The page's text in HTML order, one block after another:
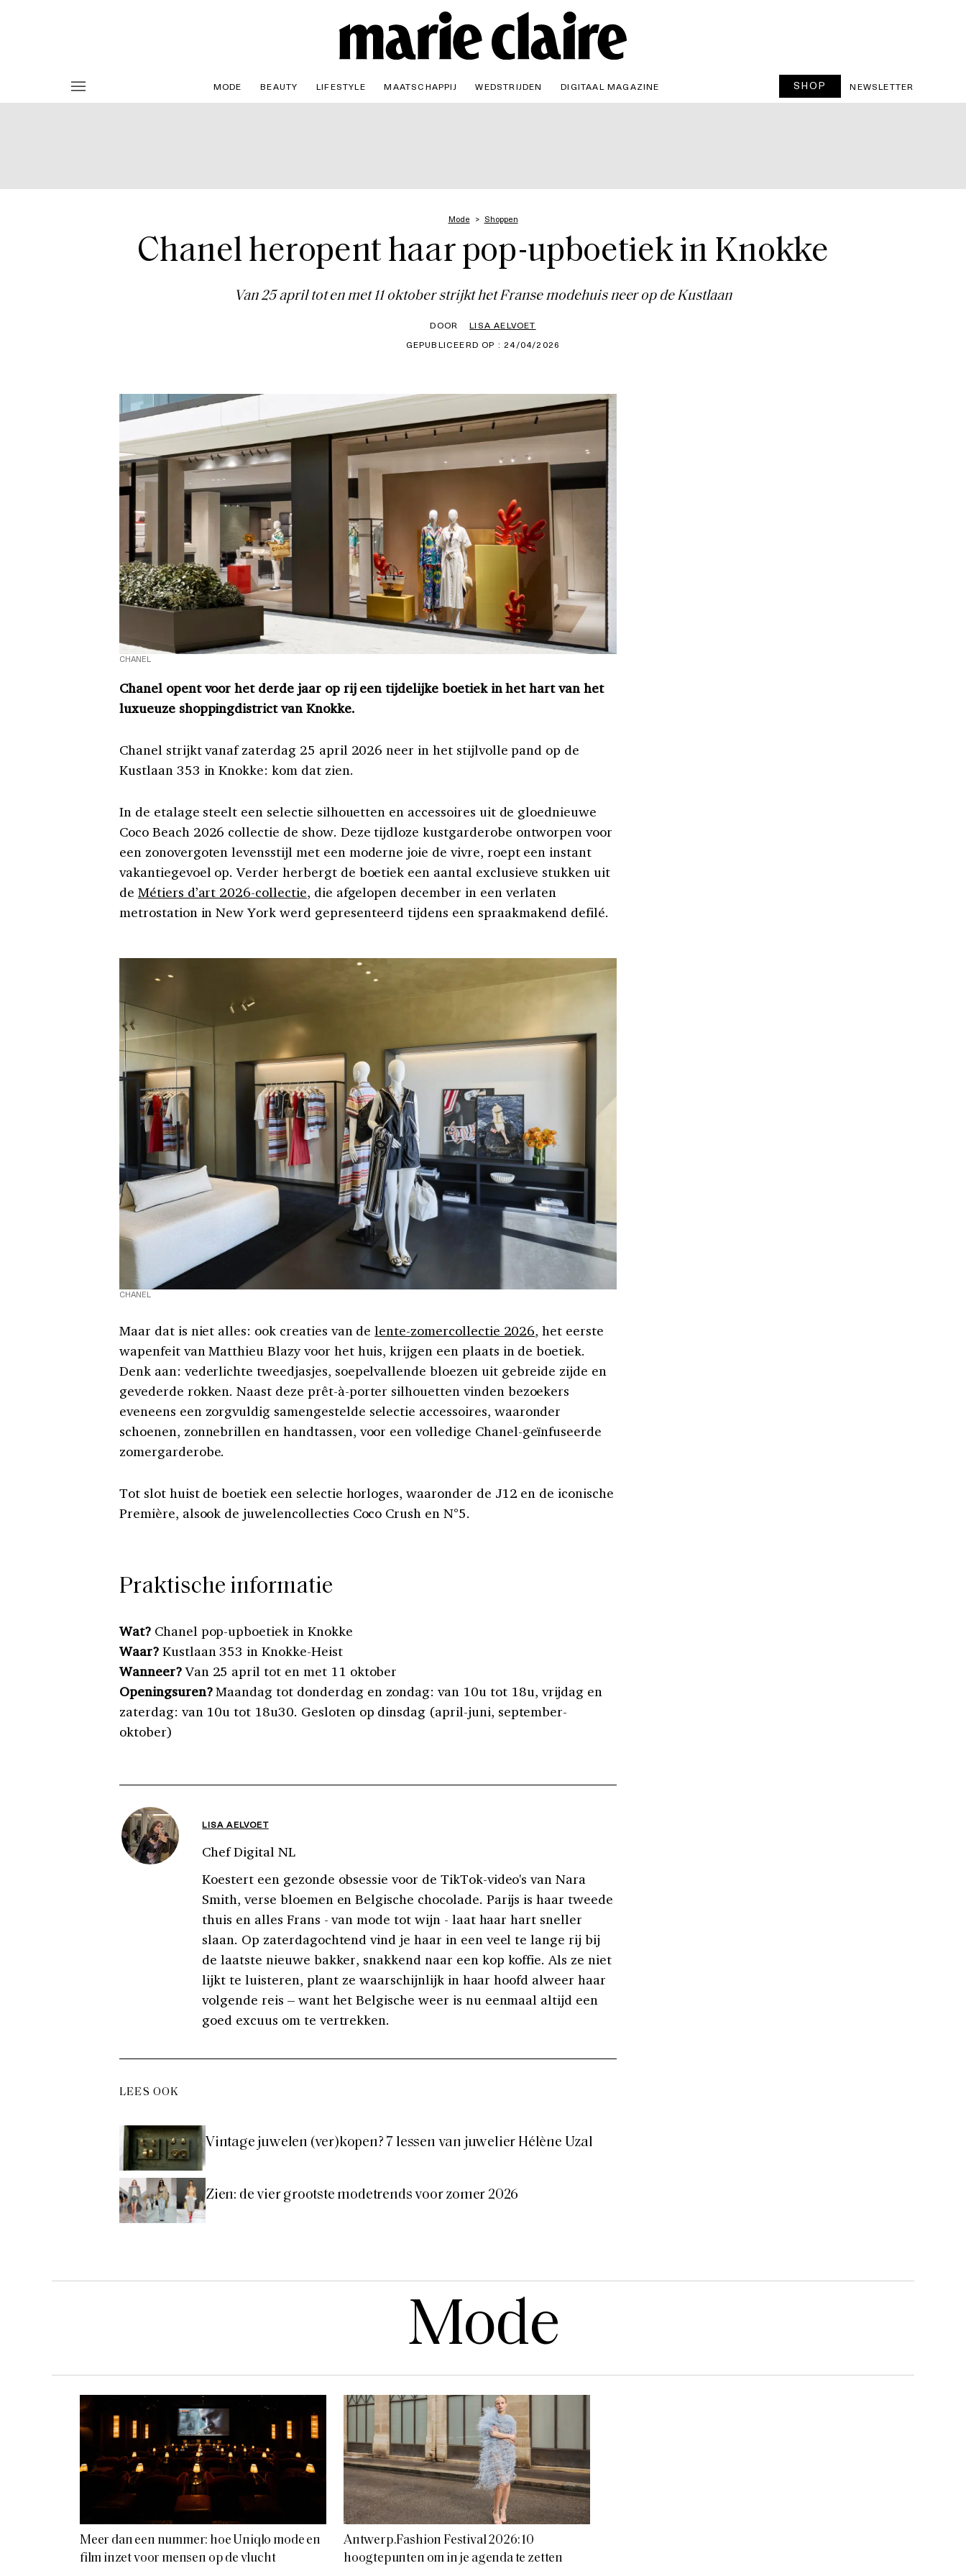
MODE BEAUTY LIFESTYLE MAATSCHAPPIJ WEDSTRIJDEN DIGITAAL MAGAZINE SHOP NEWSLETTER
Mode Shoppen
Chanel heropent haar pop-upboetiek in Knokke
Van 25 april tot en met 11 oktober strijkt het Franse modehuis neer op de Kustlaan
DOOR
LISA AELVOET
GEPUBLICEERD OP : 24/04/2026
CHANEL
Chanel opent voor het derde jaar op rij een tijdelijke boetiek in het hart van het
luxueuze shoppingdistrict van Knokke.
Chanel strijkt vanaf zaterdag 25 april 2026 neer in het stijlvolle pand op de
Kustlaan 353 in Knokke: kom dat zien.
In de etalage steelt een selectie silhouetten en accessoires uit de gloednieuwe
Coco Beach 2026 collectie de show. Deze tijdloze kustgarderobe ontworpen voor
een zonovergoten levensstijl met een moderne joie de vivre, roept een instant
vakantiegevoel op. Verder herbergt de boetiek een aantal exclusieve stukken uit
de Métiers d’art 2026-collectie, die afgelopen december in een verlaten
metrostation in New York werd gepresenteerd tijdens een spraakmakend defilé.
CHANEL
Maar dat is niet alles: ook creaties van delente-zomercollectie 2026, het eerste
wapenfeit van Matthieu Blazy voor het huis, krijgen een plaats in de boetiek.
Denk aan: vederlichte tweedjasjes, soepelvallende bloezen uit gebreide zijde en
gevederde rokken. Naast deze prêt-à-porter silhouetten vinden bezoekers
eveneens een zorgvuldig samengestelde selectie accessoires, waaronder
schoenen, zonnebrillen en handtassen, voor een volledige Chanel-geïnfuseerde
zomergarderobe.
Tot slot huist de boetiek een selectie horloges, waaronder de J12 en de iconische
Première, alsook de juwelencollecties Coco Crush en N°5.
Praktische informatie
Wat?Chanel pop-upboetiek in Knokke
Waar?Kustlaan 353 in Knokke-Heist
Wanneer?Van 25 april tot en met 11 oktober
Openingsuren?Maandag tot donderdag en zondag: van 10u tot 18u, vrijdag en
zaterdag: van 10u tot 18u30. Gesloten op dinsdag (april-juni, september-
oktober)
LISA AELVOET
Chef Digital NL
Koestert een gezonde obsessie voor de TikTok-video's van Nara
Smith, verse bloemen en Belgische chocolade. Parijs is haar tweede
thuis en alles Frans - van mode tot wijn - laat haar hart sneller
slaan. Op zaterdagochtend vind je haar in een veel te lange rij bij
de laatste nieuwe bakker, snakkend naar een kop koffie. Als ze niet
lijkt te luisteren, plant ze waarschijnlijk in haar hoofd alweer haar
volgende reis – want het Belgische weer is nu eenmaal altijd een
goed excuus om te vertrekken.
LEES OOK
Vintage juwelen (ver)kopen? 7 lessen van juwelier Hélène Uzal
Zien: de vier grootste modetrends voor zomer 2026
Mode
Meer dan een nummer: hoe Uniqlo mode en
film inzet voor mensen op de vlucht
Antwerp.Fashion Festival 2026: 10
hoogtepunten om in je agenda te zetten